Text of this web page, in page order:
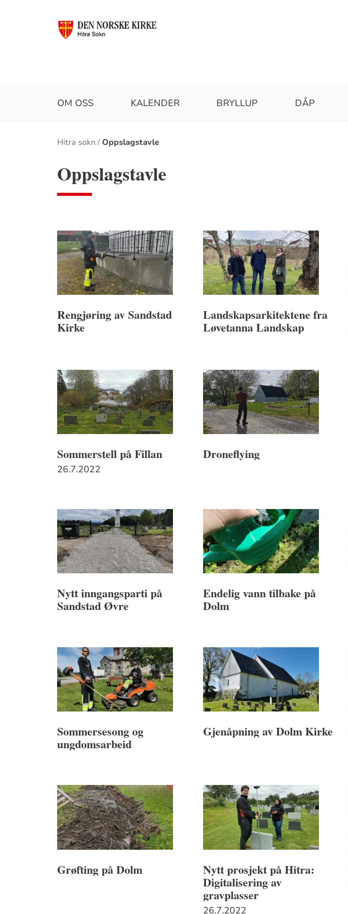
OM OSS KALENDER BRYLLUP DÅP
Brødsmulesti
Hitra sokn Oppslagstavle
Oppslagstavle
Rengjøring av Sandstad
Kirke
Landskapsarkitektene fra
Løvetanna Landskap
Sommerstell på Fillan
26.7.2022
Droneflying
Nytt inngangsparti på
Sandstad Øvre
Endelig vann tilbake på
Dolm
Sommersesong og
ungdomsarbeid
Gjenåpning av Dolm Kirke
Grøfting på Dolm Nytt prosjekt på Hitra:
Digitalisering av
gravplasser
26.7.2022